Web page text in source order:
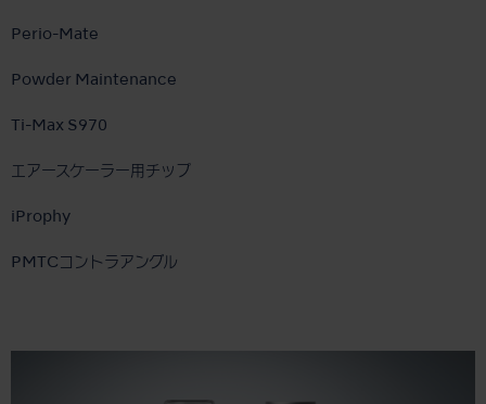
Perio-Mate
Powder Maintenance
Ti-Max S970
エアースケーラー用チップ
iProphy
PMTCコントラアングル